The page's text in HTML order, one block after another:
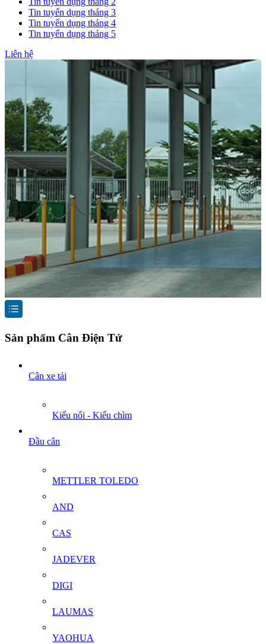
Tin tuyển dụng tháng 3
Tin tuyển dụng tháng 4
Tin tuyển dụng tháng 5
Liên hệ
Sản phẩm Cân Điện Tử
Cân xe tải
Kiểu nổi - Kiểu chìm
Đầu cân
METTLER TOLEDO
AND
CAS
JADEVER
DIGI
LAUMAS
YAOHUA